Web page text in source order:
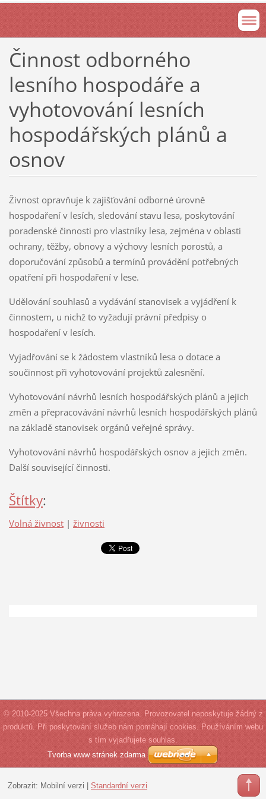
Činnost odborného
lesního hospodáře a
vyhotovování lesních
hospodářských plánů a
osnov
Živnost opravňuje k zajišťování odborné úrovně
hospodaření v lesích, sledování stavu lesa, poskytování
poradenské činnosti pro vlastníky lesa, zejména v oblasti
ochrany, těžby, obnovy a výchovy lesních porostů, a
doporučování způsobů a termínů provádění potřebných
opatření při hospodaření v lese.
Udělování souhlasů a vydávání stanovisek a vyjádření k
činnostem, u nichž to vyžadují právní předpisy o
hospodaření v lesích.
Vyjadřování se k žádostem vlastníků lesa o dotace a
součinnost při vyhotovování projektů zalesnění.
Vyhotovování návrhů lesních hospodářských plánů a jejich
změn a přepracovávání návrhů lesních hospodářských plánů
na základě stanovisek orgánů veřejné správy.
Vyhotovování návrhů hospodářských osnov a jejich změn.
Další související činnosti.
Štítky:
Volná živnost | živnosti
© 2010-2025 Všechna práva vyhrazena. Provozovatel neposkytuje žádný z
produktů. Při poskytování služeb nám pomáhají cookies. Používáním webu
s tím vyjadřujete souhlas.
Tvorba www stránek zdarma
Zobrazit: Mobilní verzi Standardní verzi